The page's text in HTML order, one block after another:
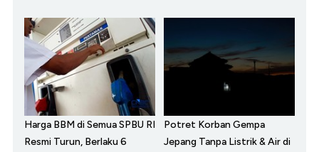
Harga BBM di Semua SPBU RI
Resmi Turun, Berlaku 6
Potret Korban Gempa
Jepang Tanpa Listrik & Air di